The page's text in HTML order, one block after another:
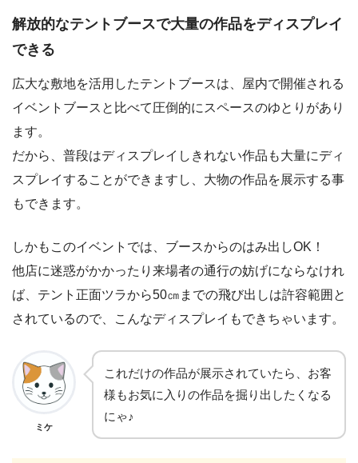
解放的なテントブースで大量の作品をディスプレイ
できる
広大な敷地を活用したテントブースは、屋内で開催される
イベントブースと比べて圧倒的にスペースのゆとりがあり
ます。
だから、普段はディスプレイしきれない作品も大量にディ
スプレイすることができますし、大物の作品を展示する事
もできます。
しかもこのイベントでは、ブースからのはみ出しOK！
他店に迷惑がかかったり来場者の通行の妨げにならなけれ
ば、テント正面ツラから50㎝までの飛び出しは許容範囲と
されているので、こんなディスプレイもできちゃいます。
ミケ
これだけの作品が展示されていたら、お客
様もお気に入りの作品を掘り出したくなる
にゃ♪